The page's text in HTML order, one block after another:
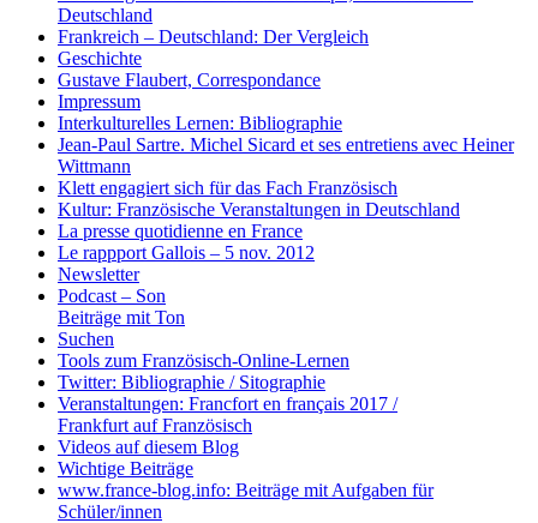
Deutschland
Frankreich – Deutschland: Der Vergleich
Geschichte
Gustave Flaubert, Correspondance
Impressum
Interkulturelles Lernen: Bibliographie
Jean-Paul Sartre. Michel Sicard et ses entretiens avec Heiner
Wittmann
Klett engagiert sich für das Fach Französisch
Kultur: Französische Veranstaltungen in Deutschland
La presse quotidienne en France
Le rappport Gallois – 5 nov. 2012
Newsletter
Podcast – Son
Beiträge mit Ton
Suchen
Tools zum Französisch-Online-Lernen
Twitter: Bibliographie / Sitographie
Veranstaltungen: Francfort en français 2017 /
Frankfurt auf Französisch
Videos auf diesem Blog
Wichtige Beiträge
www.france-blog.info: Beiträge mit Aufgaben für
Schüler/innen